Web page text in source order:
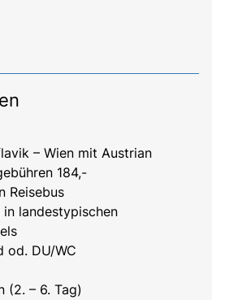
– Wien mit Austrian
184,-
Reisebus
landestypischen
od. DU/WC
(2. – 6. Tag)